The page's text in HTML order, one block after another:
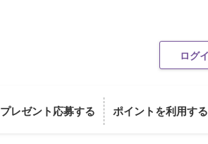
ログ
プレゼント応募する ポイントを利用する